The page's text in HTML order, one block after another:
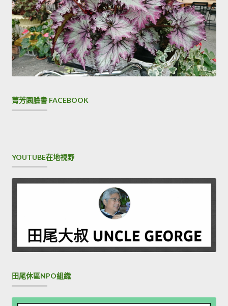
菁芳園臉書 FACEBOOK
YOUTUBE在地視野
田尾休區NPO組織